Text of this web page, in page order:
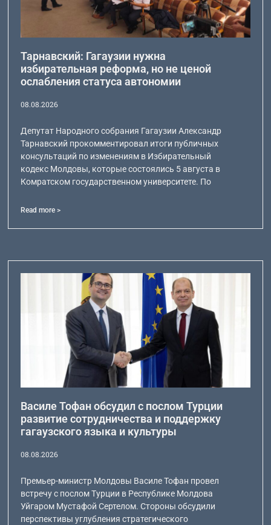
Тарнавский: Гагаузии нужна
избирательная реформа, но не ценой
ослабления статуса автономии
08.08.2026
Депутат Народного собрания Гагаузии Александр
Тарнавский прокомментировал итоги публичных
консультаций по изменениям в Избирательный
кодекс Молдовы, которые состоялись 5 августа в
Комратском государственном университете. По
Read more >
Василе Тофан обсудил с послом Турции
развитие сотрудничества и поддержку
гагаузского языка и культуры
08.08.2026
Премьер-министр Молдовы Василе Тофан провел
встречу с послом Турции в Республике Молдова
Уйгаром Мустафой Сертелом. Стороны обсудили
перспективы углубления стратегического